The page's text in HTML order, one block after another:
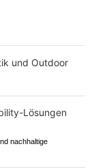
nachhaltige